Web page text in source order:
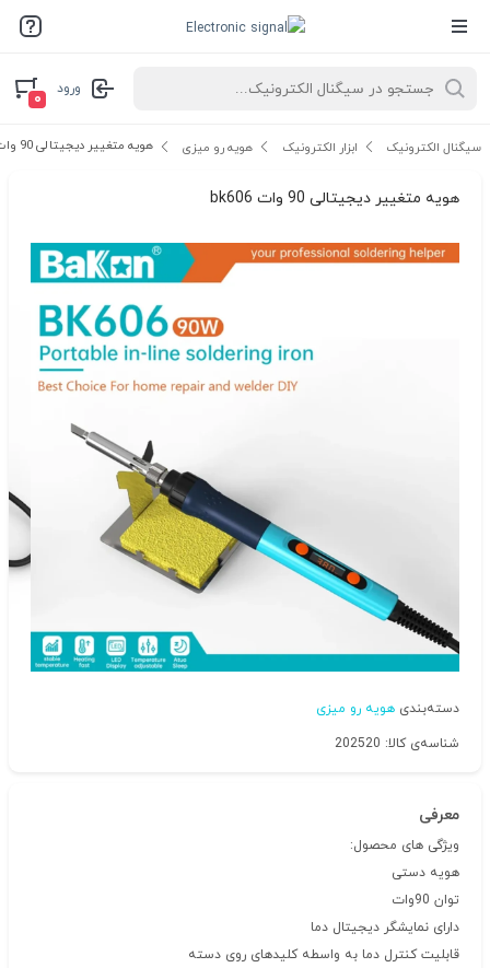
ورود
۰
سیگنال الکترونیک ابزار الکترونیک هویه رو میزی هویه متغییر دیجیتالی 90 وات bk606
هویه متغییر دیجیتالی 90 وات bk606
دسته‌بندی هویه رو میزی
شناسه‌ی کالا: 202520
معرفی
ویژگی های محصول:
هویه دستی
توان 90وات
دارای نمایشگر دیجیتال دما
قابلیت کنترل دما به واسطه کلیدهای روی دسته